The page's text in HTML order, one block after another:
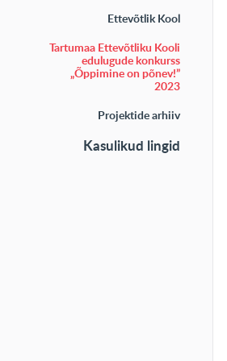
Ettevõtlik Kool
Tartumaa Ettevõtliku Kooli
edulugude konkurss
„Õppimine on põnev!”
2023
Projektide arhiiv
Kasulikud lingid